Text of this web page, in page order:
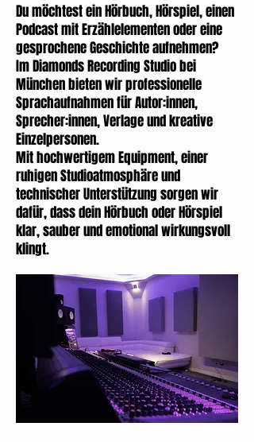
Du möchtest ein Hörbuch, Hörspiel, einen
Podcast mit Erzählelementen oder eine
gesprochene Geschichte aufnehmen?
Im Diamonds Recording Studio bei
München bieten wir professionelle
Sprachaufnahmen für Autor:innen,
Sprecher:innen, Verlage und kreative
Einzelpersonen.
Mit hochwertigem Equipment, einer
ruhigen Studioatmosphäre und
technischer Unterstützung sorgen wir
dafür, dass dein Hörbuch oder Hörspiel
klar, sauber und emotional wirkungsvoll
klingt.